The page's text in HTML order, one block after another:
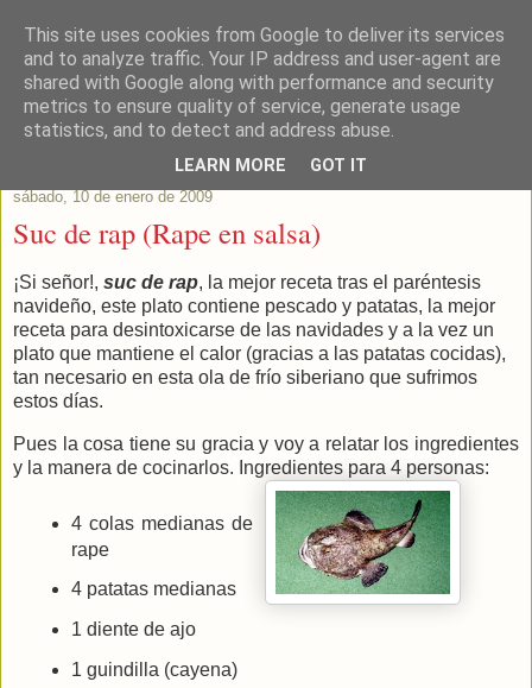
Este Vino Me Gusta
Vinos y más cosas
sábado, 10 de enero de 2009
Suc de rap (Rape en salsa)
¡Si señor!, suc de rap, la mejor receta tras el paréntesis
navideño, este plato contiene pescado y patatas, la mejor
receta para desintoxicarse de las navidades y a la vez un
plato que mantiene el calor (gracias a las patatas cocidas),
tan necesario en esta ola de frío siberiano que sufrimos
estos días.
Pues la cosa tiene su gracia y voy a relatar los ingredientes
y la manera de cocinarlos. Ingredientes para 4 personas:
4 colas medianas de
rape
4 patatas medianas
1 diente de ajo
1 guindilla (cayena)
This site uses cookies from Google to deliver its services
and to analyze traffic. Your IP address and user-agent are
shared with Google along with performance and security
metrics to ensure quality of service, generate usage
statistics, and to detect and address abuse.
LEARN MORE GOT IT